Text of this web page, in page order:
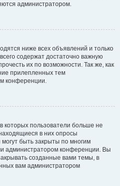
администратором.
ниже всех объявлений и только
содержат достаточно важную
их по возможности. Так же, как
прилепленных тем
конференции.
пользователи больше не
в них опросы
быть закрыты по многим
администратором конференции. Вы
созданные вами темы, в
вам администратором